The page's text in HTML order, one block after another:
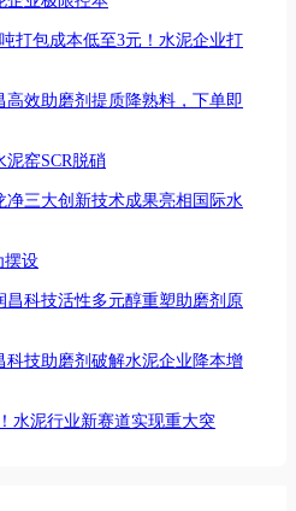
打包成本低至3元！水泥企业打
效助磨剂提质降熟料，下单即
窑SCR脱硝
三大创新技术成果亮相国际水
摆设
科技活性多元醇重塑助磨剂原
科技助磨剂破解水泥企业降本增
水泥行业新赛道实现重大突